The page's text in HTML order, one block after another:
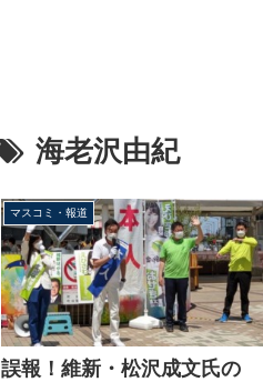
海老沢由紀
マスコミ・報道
誤報！維新・松沢成文氏の